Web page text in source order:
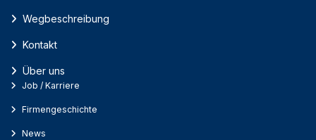
Wegbeschreibung
Kontakt
Über uns
Job / Karriere
Firmengeschichte
News